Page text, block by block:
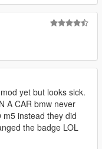
yet but looks sick.
A CAR bmw never
instead they did
the badge LOL